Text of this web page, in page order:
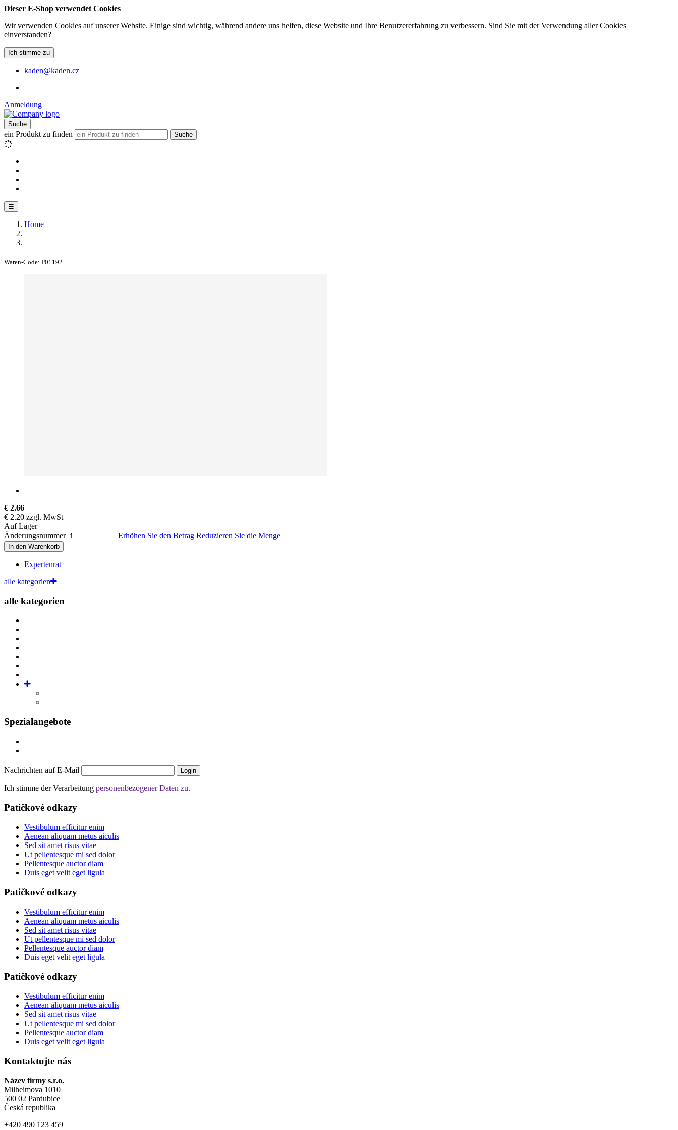
Dieser E-Shop verwendet Cookies
Wir verwenden Cookies auf unserer Website. Einige sind wichtig, während andere uns helfen, diese Website und Ihre Benutzererfahrung zu verbessern. Sind Sie mit der Verwendung aller Cookies
einverstanden?
Ich stimme zu
kaden@kaden.cz
Anmeldung
Suche
ein Produkt zu finden Suche
☰
Home
Waren-Code: P01192
€ 2.66
€ 2.20 zzgl. MwSt
Auf Lager
Änderungsnummer
Erhöhen Sie den Betrag Reduzieren Sie die Menge
In den Warenkorb
Expertenrat
alle kategorien
alle kategorien
Spezialangebote
Nachrichten auf E-Mail Login
Ich stimme der Verarbeitung personenbezogener Daten zu.
Patičkové odkazy
Vestibulum efficitur enim
Aenean aliquam metus aiculis
Sed sit amet risus vitae
Ut pellentesque mi sed dolor
Pellentesque auctor diam
Duis eget velit eget ligula
Patičkové odkazy
Vestibulum efficitur enim
Aenean aliquam metus aiculis
Sed sit amet risus vitae
Ut pellentesque mi sed dolor
Pellentesque auctor diam
Duis eget velit eget ligula
Patičkové odkazy
Vestibulum efficitur enim
Aenean aliquam metus aiculis
Sed sit amet risus vitae
Ut pellentesque mi sed dolor
Pellentesque auctor diam
Duis eget velit eget ligula
Kontaktujte nás
Název firmy s.r.o.
Milheimova 1010
500 02 Pardubice
Česká republika
+420 490 123 459